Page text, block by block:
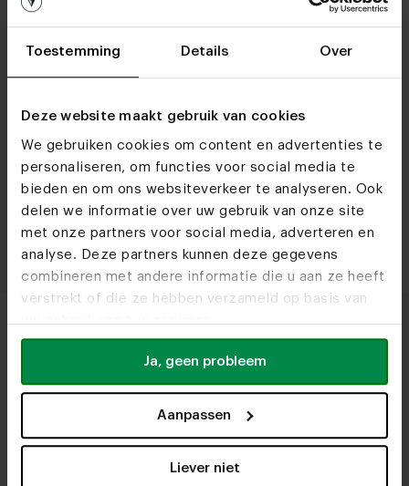
Toestemming Details Over
Deze website maakt gebruik van cookies
We gebruiken cookies om content en advertenties te
personaliseren, om functies voor social media te
bieden en om ons websiteverkeer te analyseren. Ook
delen we informatie over uw gebruik van onze site
met onze partners voor social media, adverteren en
analyse. Deze partners kunnen deze gegevens
combineren met andere informatie die u aan ze heeft
verstrekt of die ze hebben verzameld op basis van
Ja, geen probleem
Aanpassen
Liever niet
gratis product- en interieuradvies
Rotterdam, Zwolle én Antwerpen.Hier staan onze
experts voor je klaar om je te helpen. In de woonwinkels
vind je een groot gedeelte van ons aanbod. Maak hier
kennis met uiteenlopende woonstijlen, meubels en
materialen. Met ons passende advies zorgen we ervoor
dat je altijd het juiste meubel koopt. Onze woonwinkels
zijn 7 dagen per week geopend en zonder afspraak te
bezoeken. De koffie staat voor je klaar!